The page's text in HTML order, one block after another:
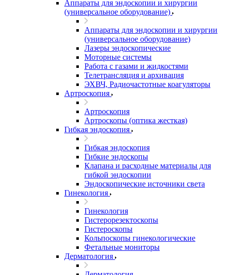
Аппараты для эндоскопии и хирургии
(универсальное оборудование)
Аппараты для эндоскопии и хирургии
(универсальное оборудование)
Лазеры эндоскопические
Моторные системы
Работа с газами и жидкостями
Телетрансляция и архивация
ЭХВЧ, Радиочастотные коагуляторы
Артроскопия
Артроскопия
Артроскопы (оптика жесткая)
Гибкая эндоскопия
Гибкая эндоскопия
Гибкие эндоскопы
Клапана и расходные материалы для
гибкой эндоскопии
Эндоскопические источники света
Гинекология
Гинекология
Гистерорезектоскопы
Гистероскопы
Кольпоскопы гинекологические
Фетальные мониторы
Дерматология